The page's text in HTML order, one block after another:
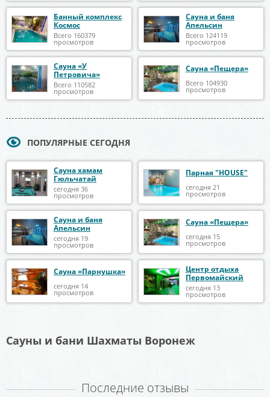
Банный комплекс
Космос
Всего 160379
просмотров
Сауна и баня
Апельсин
Всего 124119
просмотров
Сауна «У
Петровича»
Всего 110582
просмотров
Сауна «Пещера»
Всего 104930
просмотров
ПОПУЛЯРНЫЕ СЕГОДНЯ
Сауна хамам
Гюльчатай
сегодня 36
просмотров
Парная "HOUSE"
сегодня 21
просмотров
Сауна и баня
Апельсин
сегодня 19
просмотров
Сауна «Пещера»
сегодня 15
просмотров
Сауна «Парнушка»
сегодня 14
просмотров
Центр отдыха
Первомайский
сегодня 13
просмотров
Сауны и бани Шахматы Воронеж
Последние отзывы